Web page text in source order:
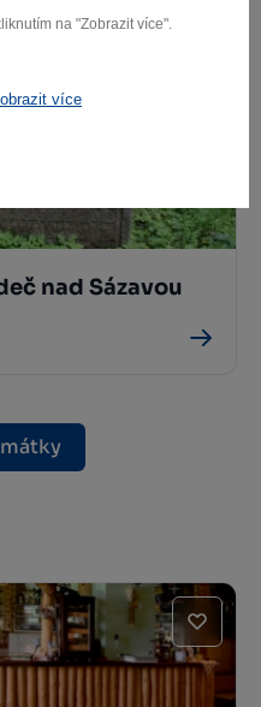
na "Zobrazit více".
více
nad Sázavou